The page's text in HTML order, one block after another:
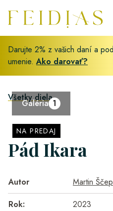
Darujte 2% z vašich daní a
umenie.Ako darovať?
Všetky diela
NA PREDAJ
Galéria 1
Pád Ikara
Autor
Martin
Rok:
2023